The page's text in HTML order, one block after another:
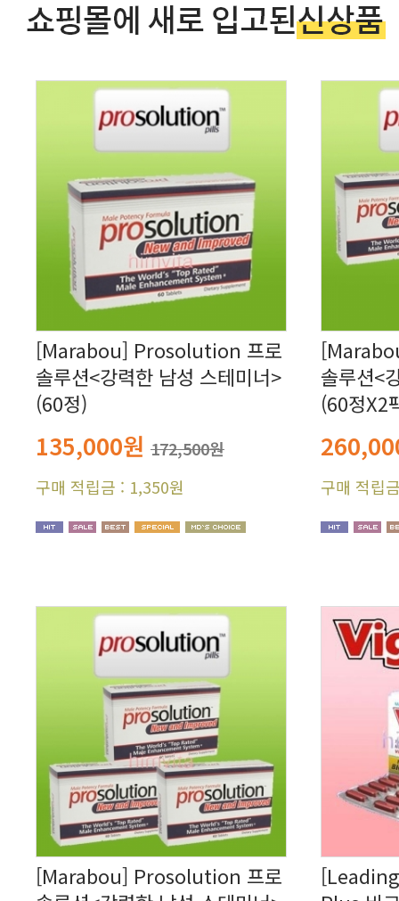
(60정)
135,000원 172,500원
구매 적립금 : 1,350원
(60정X2
구매 적립